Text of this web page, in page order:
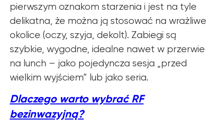
pierwszym oznakom starzenia i jest na tyle
delikatna, że można ją stosować na wrażliwe
okolice (oczy, szyja, dekolt). Zabiegi są
szybkie, wygodne, idealne nawet w przerwie
na lunch – jako pojedyncza sesja „przed
wielkim wyjściem” lub jako seria.
Dlaczego warto wybrać RF
bezinwazyjną?